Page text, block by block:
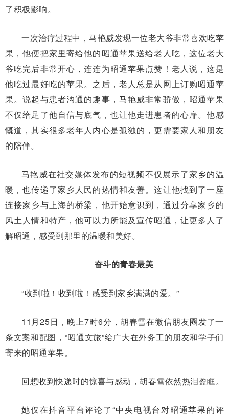
了积极影响。
一次治疗过程中，马艳威发现一位老大爷非常喜欢吃苹
果，他便把家里寄给他的昭通苹果送给老人吃，这位老大
爷吃完后非常开心，连连为昭通苹果点赞！老人说，这是
他吃过最好吃的苹果。之后，老人总是从网上订购昭通苹
果。说起与患者沟通的趣事，马艳威非常骄傲，昭通苹果
不仅给足了他自信与底气，也让他走进患者的心扉。他感
慨道，其实很多老年人内心是孤独的，更需要家人和朋友
的陪伴。
马艳威在社交媒体发布的短视频不仅展示了家乡的温
暖，也传递了家乡人民的热情和友善。这让他找到了一座
连接家乡与上海的桥梁，他开始意识到，通过分享家乡的
风土人情和特产，他可以力所能及宣传昭通，让更多人了
解昭通，感受到那里的温暖和美好。
奋斗的青春最美
“收到啦！收到啦！感受到家乡满满的爱。”
11月25日，晚上7时6分，胡春雪在微信朋友圈发了一
条文案和配图，“昭通文旅”给广大在外务工的朋友和学子们
寄来的昭通苹果。
回想收到快递时的惊喜与感动，胡春雪依然热泪盈眶。
她仅在抖音平台评论了“中央电视台对昭通苹果的评